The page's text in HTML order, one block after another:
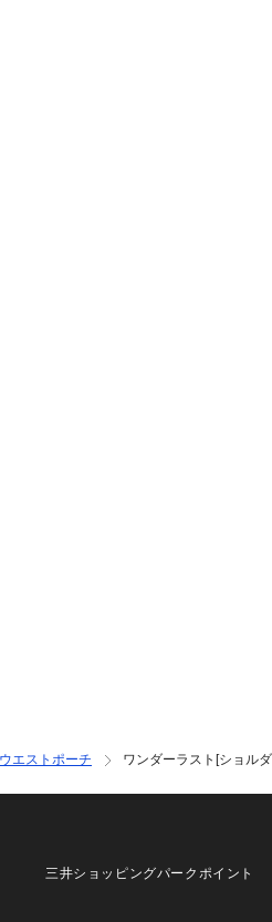
エストポーチ ワンダーラスト[ショル
三井ショッピングパークポイント